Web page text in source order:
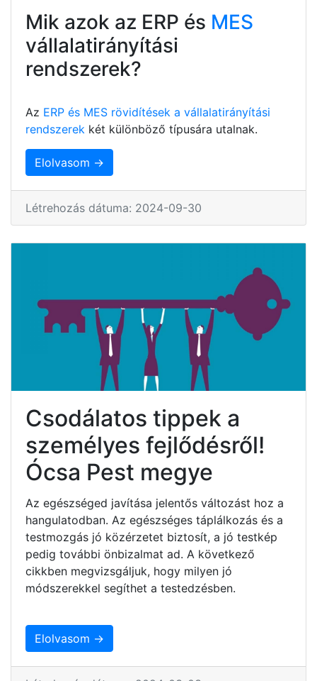
Mik azok az ERP és MES
vállalatirányítási
rendszerek?
Az ERP és MES rövidítések a vállalatirányítási
rendszerek két különböző típusára utalnak.
Elolvasom →
Létrehozás dátuma: 2024-09-30
Csodálatos tippek a
személyes fejlődésről!
Ócsa Pest megye
Az egészséged javítása jelentős változást hoz a
hangulatodban. Az egészséges táplálkozás és a
testmozgás jó közérzetet biztosít, a jó testkép
pedig további önbizalmat ad. A következő
cikkben megvizsgáljuk, hogy milyen jó
módszerekkel segíthet a testedzésben.
Elolvasom →